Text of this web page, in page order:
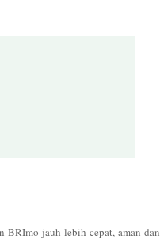
BRImo jauh lebih cepat, aman dan